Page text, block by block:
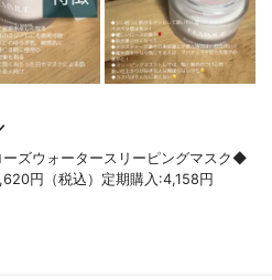
ーズウォータースリーピングマスク◆
円（税込）定期購入:4,158円